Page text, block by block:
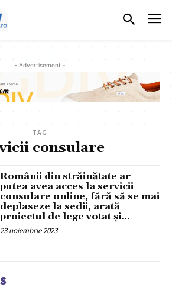
- Advertisement -
TAG
consulare
Românii din străinătate ar
putea avea acces la servicii
consulare online, fără să se mai
deplaseze la sedii, arată
proiectul de lege votat și...
23 noiembrie 2023